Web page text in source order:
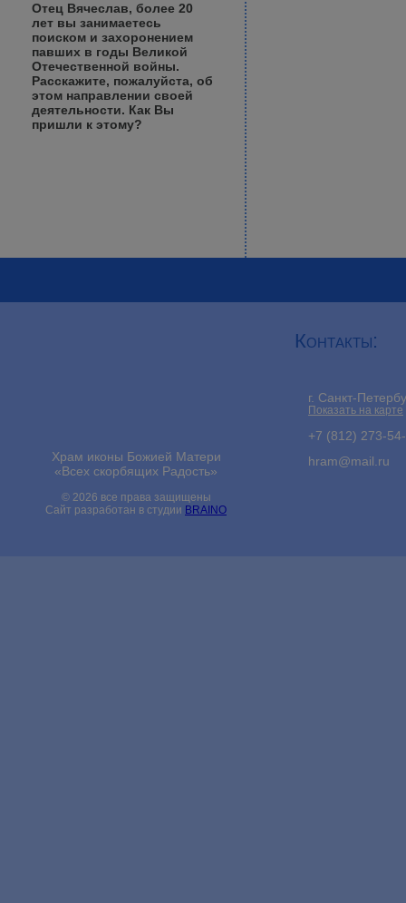
Отец Вячеслав, более 20
лет вы занимаетесь
поиском и захоронением
павших в годы Великой
Отечественной войны.
Расскажите, пожалуйста, об
этом направлении своей
деятельности. Как Вы
пришли к этому?
Храм иконы Божией Матери
«Всех скорбящих Радость»
© 2026 все права защищены
Сайт разработан в студии BRAINO
Контакты:
г. Санкт-
Показать на карте
+7 (812) 273-
hram@mail.ru